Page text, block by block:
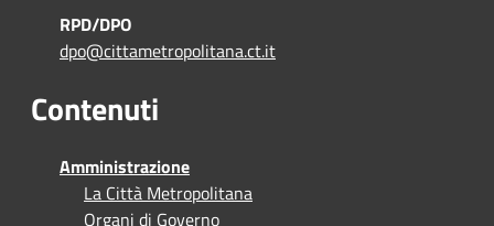
RPD/DPO
dpo@cittametropolitana.ct.it
Contenuti
Amministrazione
La Città Metropolitana
Organi di Governo